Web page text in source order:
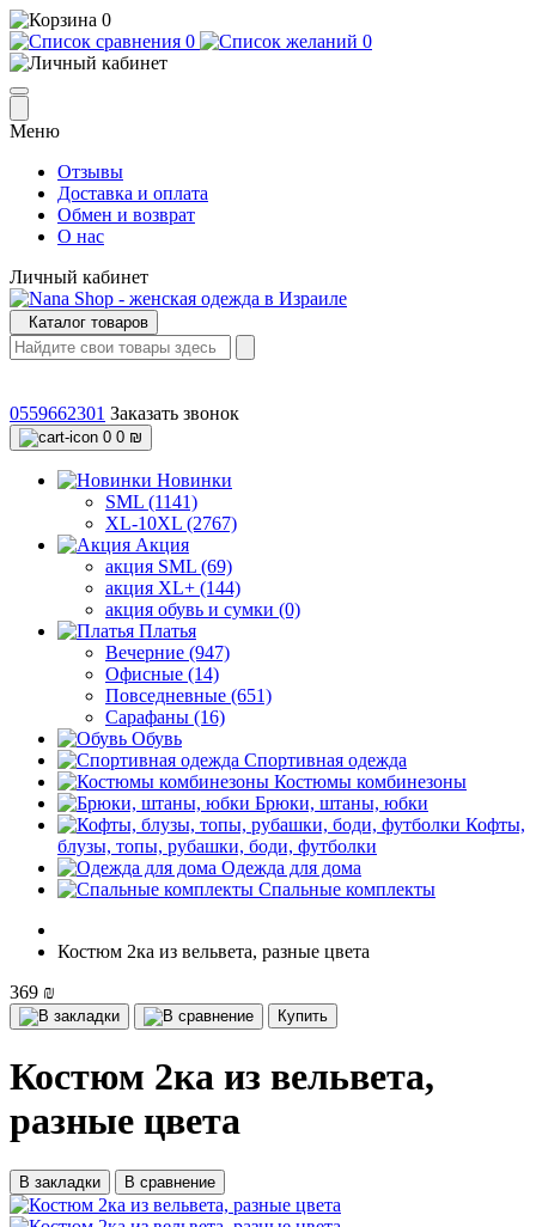
0
0
0
Меню
Отзывы
Доставка и оплата
Обмен и возврат
О нас
Личный кабинет
Каталог товаров
0559662301 Заказать звонок
0 0 ₪
Новинки
SML (1141)
XL-10XL (2767)
Акция
акция SML (69)
акция XL+ (144)
акция обувь и сумки (0)
Платья
Вечерние (947)
Офисные (14)
Повседневные (651)
Сарафаны (16)
Обувь
Спортивная одежда
Костюмы комбинезоны
Брюки, штаны, юбки
Кофты,
блузы, топы, рубашки, боди, футболки
Одежда для дома
Спальные комплекты
Костюм 2ка из вельвета, разные цвета
369 ₪
Купить
Костюм 2ка из вельвета,
разные цвета
В закладки В сравнение